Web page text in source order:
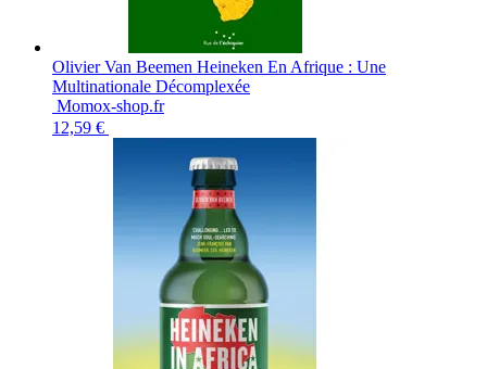
Olivier Van Beemen Heineken En Afrique : Une
Multinationale Décomplexée
Momox-shop.fr
12,59 €